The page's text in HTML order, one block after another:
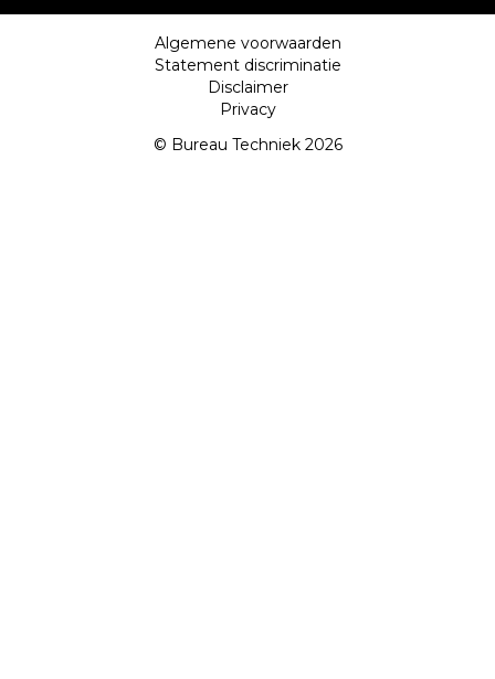
Algemene voorwaarden
Statement discriminatie
Disclaimer
Privacy
© Bureau Techniek 2026